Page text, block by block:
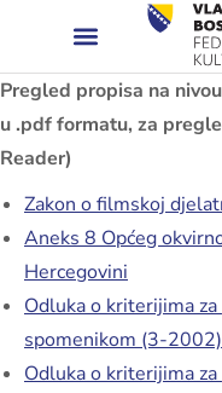
Pregled propisa na
u .pdf formatu, za
Reader)
Zakon o filmskoj
Aneks 8 Općeg
Hercegovini
Odluka o kriterijima
spomenikom (3-2002)
Odluka o kriterijima